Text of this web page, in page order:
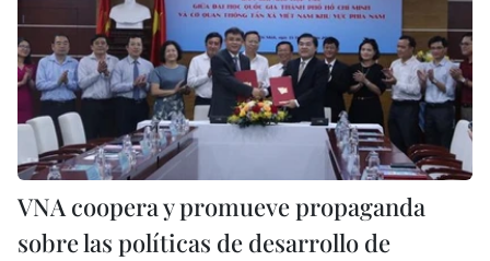
VNA coopera y promueve propaganda
sobre las políticas de desarrollo de